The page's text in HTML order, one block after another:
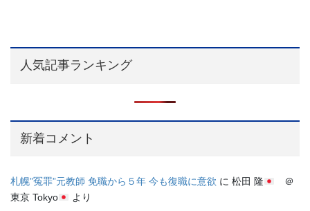
人気記事ランキング
新着コメント
札幌”冤罪”元教師 免職から５年 今も復職に意欲 に 松田 隆
＠
東京 Tokyo
より